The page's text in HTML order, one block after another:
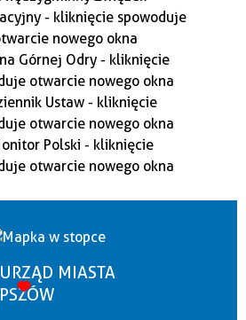
URZĄD MIASTA
PSZÓW